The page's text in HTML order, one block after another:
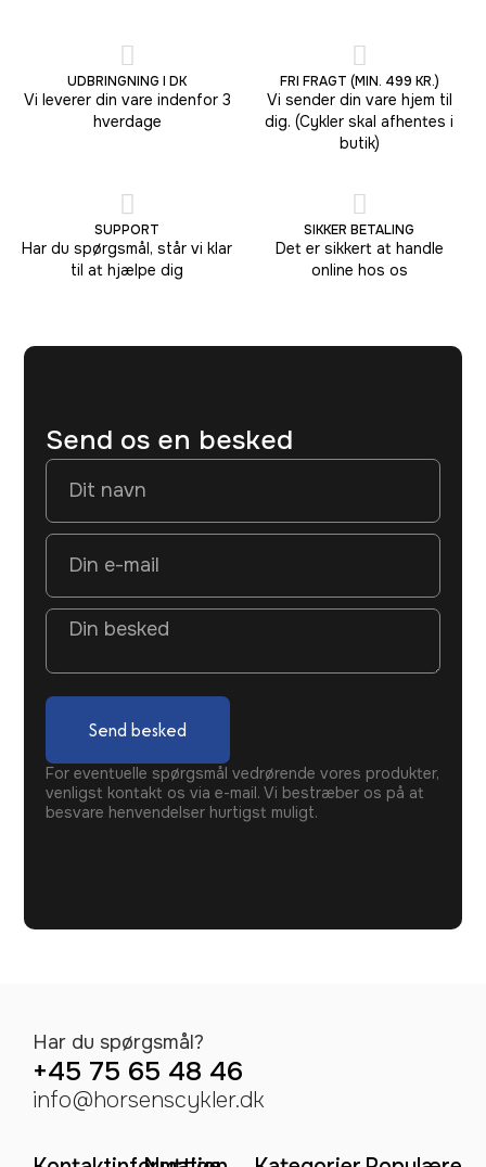
UDBRINGNING I DK
Vi leverer din vare indenfor 3
hverdage
FRI FRAGT (MIN. 499 KR.)
Vi sender din vare hjem til
dig. (Cykler skal afhentes i
butik)
SUPPORT
Har du spørgsmål, står vi klar
til at hjælpe dig
SIKKER BETALING
Det er sikkert at handle
online hos os
Send os en besked
Send besked
For eventuelle spørgsmål vedrørende vores produkter,
venligst kontakt os via e-mail. Vi bestræber os på at
besvare henvendelser hurtigst muligt.
Har du spørgsmål?
+45 75 65 48 46
info@horsenscykler.dk